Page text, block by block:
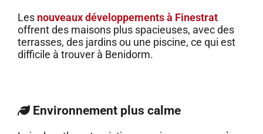
Les nouveaux développements à Finestrat
offrent des maisons plus spacieuses, avec des
terrasses, des jardins ou une piscine, ce qui est
difficile à trouver à Benidorm.
Environnement plus calme